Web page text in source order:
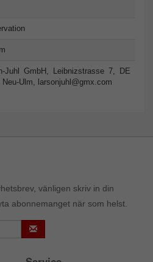
Juhl GmbH, Leibnizstrasse 7, DE
Ulm,
larsonjuhl@gmx.com
vänligen skriv in din
abonnemanget när som helst.